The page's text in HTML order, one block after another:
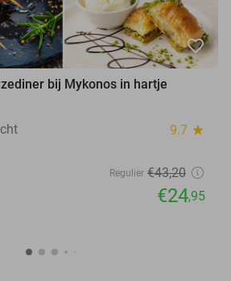
favorite_border
bij Mykonos in hartje
9.7 star
Regulier €43,20
€24,95